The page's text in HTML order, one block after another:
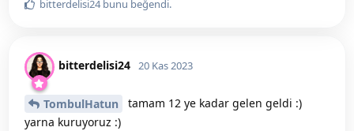
bitterdelisi24bunu beğendi.
bitterdelisi24 20 Kas 2023
TombulHatun
tamam 12 ye kadar gelen geldi :)
yarna kuruyoruz :)